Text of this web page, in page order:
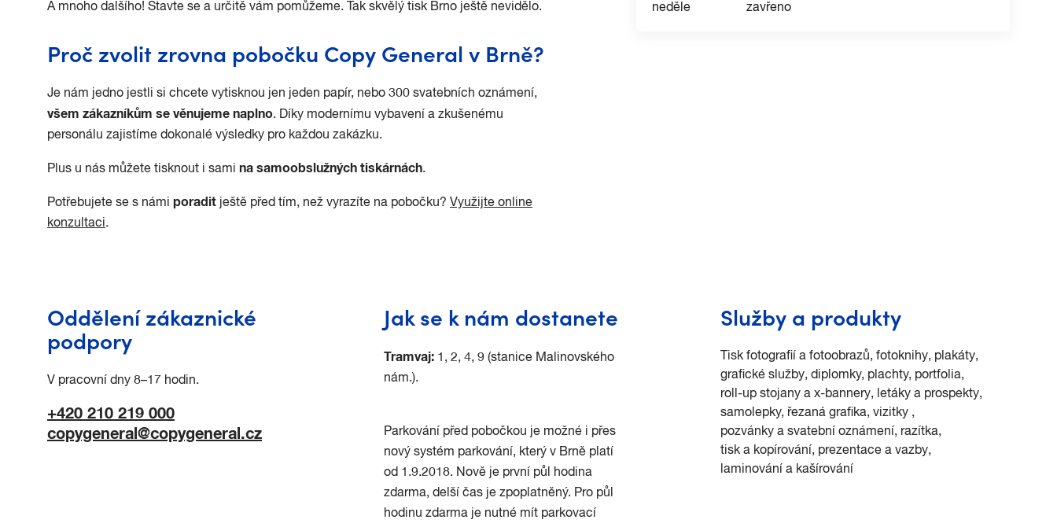
A mnoho dalšího! Stavte se a určitě vám pomůžeme. Tak skvělý tisk Brno ještě nevidělo.
Proč zvolit zrovna pobočku Copy General v Brně?
Je nám jedno jestli si chcete vytisknou jen jeden papír, nebo 300 svatebních oznámení,
všem zákazníkům se věnujeme naplno. Díky modernímu vybavení a zkušenému
personálu zajistíme dokonalé výsledky pro každou zakázku.
Plus u nás můžete tisknout i sami na samoobslužných tiskárnách.
Potřebujete se s námi poradit ještě před tím, než vyrazíte na pobočku? Využijte online
konzultaci.
neděle
zavřeno
Oddělení zákaznické
podpory
V pracovní dny 8–17 hodin.
+420 210 219 000
copygeneral@copygeneral.cz
Jak se k nám dostanete
Tramvaj: 1, 2, 4, 9 (stanice Malinovského
nám.).
Parkování před pobočkou je možné i přes
nový systém parkování, který v Brně platí
od 1.9.2018. Nově je první půl hodina
zdarma, delší čas je zpoplatněný. Pro půl
hodinu zdarma je nutné mít parkovací
Služby a produkty
tisk fotografií a fotoobrazů fotoknihy plakáty
grafické služby diplomky, plachty, portfolia
roll-up stojany a x-bannery
letáky a prospekty
samolepky, řezaná grafika vizitky
pozvánky a svatební oznámení
razítka
tisk a kopírování
prezentace a vazby
laminování a kašírování